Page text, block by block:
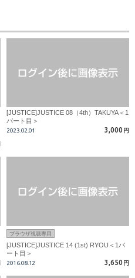
[JUSTICE]JUSTICE 08（4th）TAKUYA＜1
パート目＞
2023.02.01 3,000 円
ブラウザ視聴専用
[JUSTICE]JUSTICE 14 (1st) RYOU＜1パ
ート目＞
2016.08.12 3,650 円